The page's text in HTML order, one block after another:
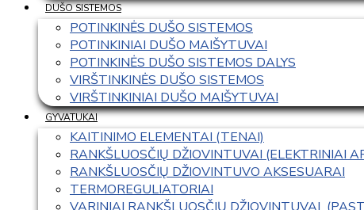
DUŠO SISTEMOS
POTINKINĖS DUŠO SISTEMOS
POTINKINIAI DUŠO MAIŠYTUVAI
POTINKINĖS DUŠO SISTEMOS DALYS
VIRŠTINKINĖS DUŠO SISTEMOS
VIRŠTINKINIAI DUŠO MAIŠYTUVAI
GYVATUKAI
KAITINIMO ELEMENTAI (TENAI)
RANKŠLUOSČIŲ DŽIOVINTUVAI (ELEKTRINIAI
RANKŠLUOSČIŲ DŽIOVINTUVO AKSESUARAI
TERMOREGULIATORIAI